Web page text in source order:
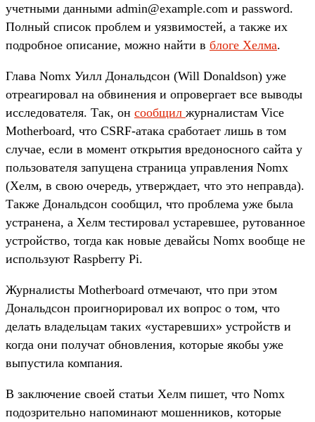
учетными данными admin@example.com и password.
Полный список проблем и уязвимостей, а также их
подробное описание, можно найти в блоге Хелма.
Глава Nomx Уилл Дональдсон (Will Donaldson) уже
отреагировал на обвинения и опровергает все выводы
исследователя. Так, он сообщил журналистам Vice
Motherboard, что CSRF-атака сработает лишь в том
случае, если в момент открытия вредоносного сайта у
пользователя запущена страница управления Nomx
(Хелм, в свою очередь, утверждает, что это неправда).
Также Дональдсон сообщил, что проблема уже была
устранена, а Хелм тестировал устаревшее, рутованное
устройство, тогда как новые девайсы Nomx вообще не
используют Raspberry Pi.
Журналисты Motherboard отмечают, что при этом
Дональдсон проигнорировал их вопрос о том, что
делать владельцам таких «устаревших» устройств и
когда они получат обновления, которые якобы уже
выпустила компания.
В заключение своей статьи Хелм пишет, что Nomx
подозрительно напоминают мошенников, которые